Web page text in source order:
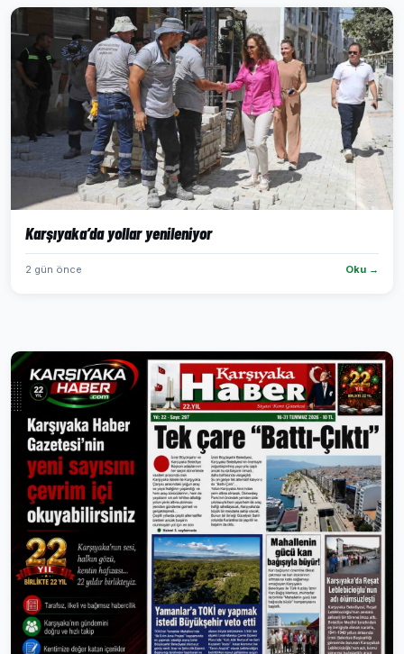
Karşıyaka’da yollar yenileniyor
2 gün önce Oku →